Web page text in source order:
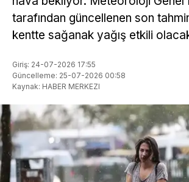
tarafından güncellenen son
kentte sağanak yağış etkili
Giriş: 24-07-2026 17:55
Güncelleme: 25-07-2026 00:58
Kaynak: HABER MERKEZI